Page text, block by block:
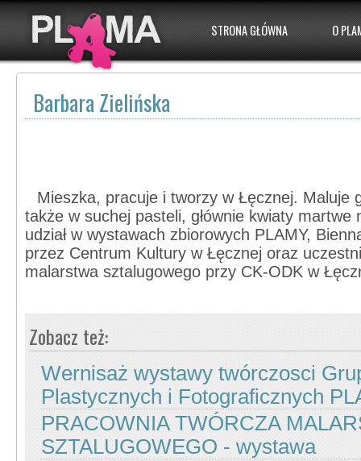
STRONA GŁÓWNA O
Barbara Zielińska
Mieszka, pracuje i tworzy w Łęcznej. Maluje
także w suchej pasteli, głównie kwiaty martwe
udział w wystawach zbiorowych PLAMY,
przez Centrum Kultury w Łęcznej oraz
malarstwa sztalugowego przy CK-ODK w
Zobacz też:
Wernisaż wystawy twórczosci
Plastycznych i Fotograficznych
PRACOWNIA TWÓRCZA
SZTALUGOWEGO - wystawa